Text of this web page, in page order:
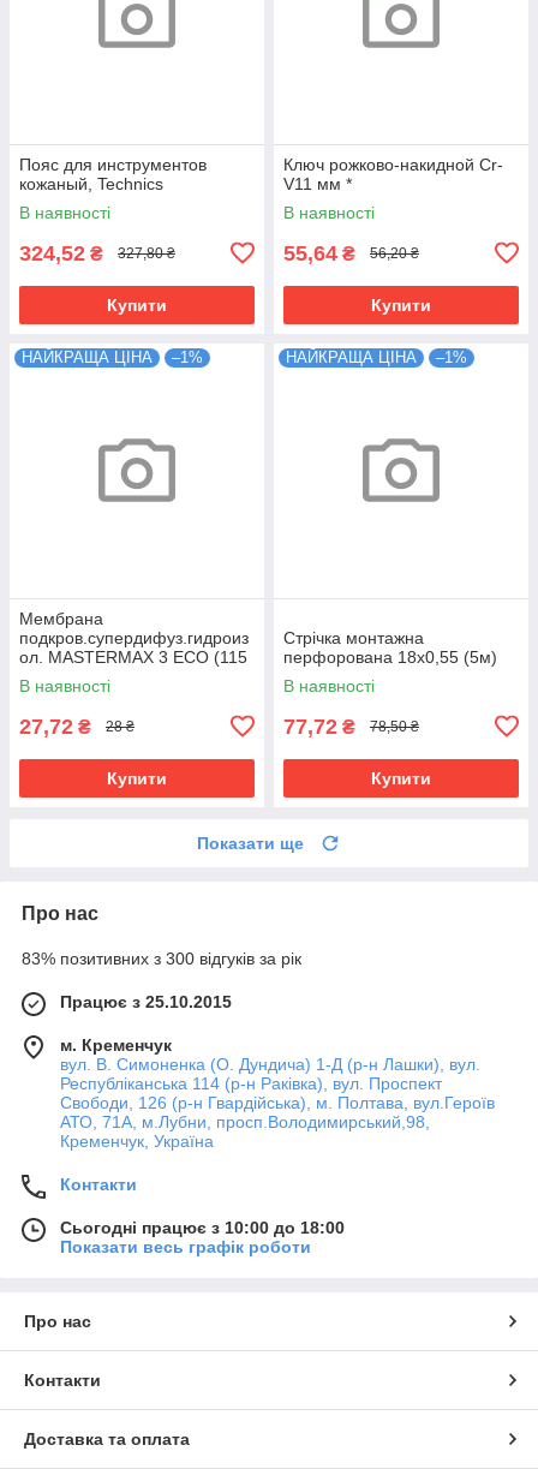
Пояс для инструментов
кожаный, Technics
В наявності
324,52 ₴ 327,80 ₴
Купити
Ключ рожково-накидной Cr-
V11 мм *
В наявності
55,64 ₴ 56,20 ₴
Купити
НАЙКРАЩА ЦІНА –1%
Мембрана
подкров.супердифуз.гидроиз
ол. MASTERMAX 3 ECO (115
плотн, 75м.кв.)
В наявності
27,72 ₴ 28 ₴
Купити
НАЙКРАЩА ЦІНА –1%
Cтрічка монтажна
перфорована 18х0,55 (5м)
В наявності
77,72 ₴ 78,50 ₴
Купити
Показати ще
Про нас
83% позитивних з 300 відгуків за рік
Працює з 25.10.2015
м. Кременчук
вул. В. Симоненка (О. Дундича) 1-Д (р-н Лашки), вул.
Республіканська 114 (р-н Раківка), вул. Проспект
Свободи, 126 (р-н Гвардійська), м. Полтава, вул.Героїв
АТО, 71А, м.Лубни, просп.Володимирський,98,
Кременчук, Україна
Контакти
Сьогодні працює з 10:00 до 18:00
Показати весь графік роботи
Про нас
Контакти
Доставка та оплата